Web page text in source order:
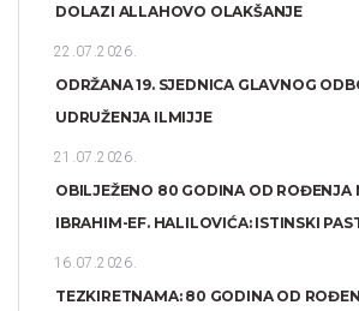
DOLAZI ALLAHOVO OLAKŠANJE
22.07.2026.
ODRŽANA 19. SJEDNICA GLAVNOG
UDRUŽENJA ILMIJJE
21.07.2026.
OBILJEŽENO 80 GODINA OD ROĐENJA
IBRAHIM-EF. HALILOVIĆA: ISTINSKI
16.07.2026.
TEZKIRETNAMA: 80 GODINA OD